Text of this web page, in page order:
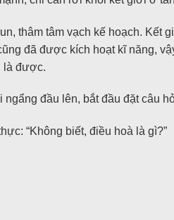
thâm tâm vạch kế hoạch.
đã được kích hoạt kĩ năng,
là được.
đầu lên, bắt đầu đặt câu
“Không biết, điều hoà là gì?”